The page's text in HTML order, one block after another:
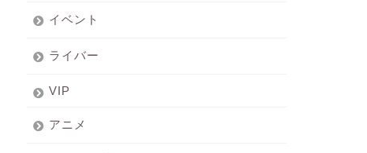
イベント
ライバー
VIP
アニメ